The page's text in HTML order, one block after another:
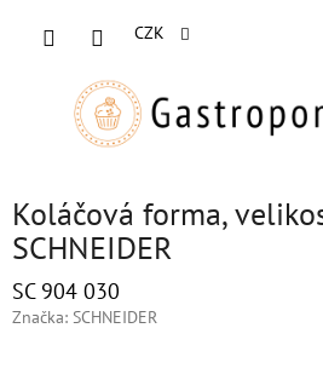
CZK
Koláčová forma,
SCHNEIDER
SC 904 030
Značka: SCHNEIDER